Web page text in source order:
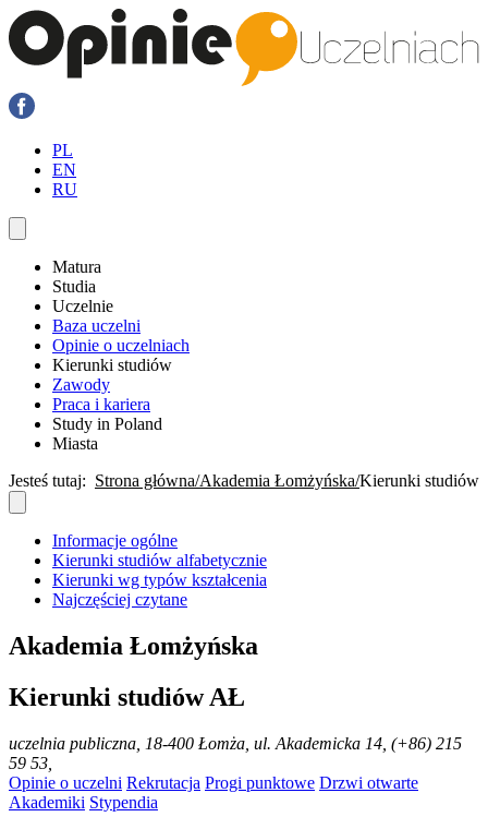
PL
EN
RU
Matura
Studia
Uczelnie
Baza uczelni
Opinie o uczelniach
Kierunki studiów
Zawody
Praca i kariera
Study in Poland
Miasta
Jesteś tutaj: Strona główna Akademia Łomżyńska Kierunki studiów
Informacje ogólne
Kierunki studiów alfabetycznie
Kierunki wg typów kształcenia
Najczęściej czytane
Akademia Łomżyńska
Kierunki studiów AŁ
uczelnia publiczna , 18-400 Łomża, ul. Akademicka 14, (+86) 215
59 53,
Opinie o uczelni Rekrutacja Progi punktowe Drzwi otwarte
Akademiki Stypendia